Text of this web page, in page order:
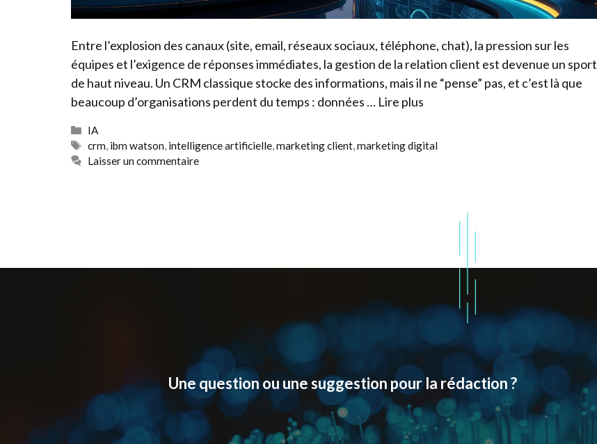
Entre l’explosion des canaux (site, email, réseaux sociaux, téléphone, chat), la pression sur les
équipes et l’exigence de réponses immédiates, la gestion de la relation client est devenue un sport
de haut niveau. Un CRM classique stocke des informations, mais il ne “pense” pas, et c’est là que
beaucoup d’organisations perdent du temps : données … Lire plus
Catégories
IA
Étiquettes
crm, ibm watson, intelligence artificielle,marketing client,marketing digital
Laisser un commentaire
Une question ou une suggestion pour la rédaction ?